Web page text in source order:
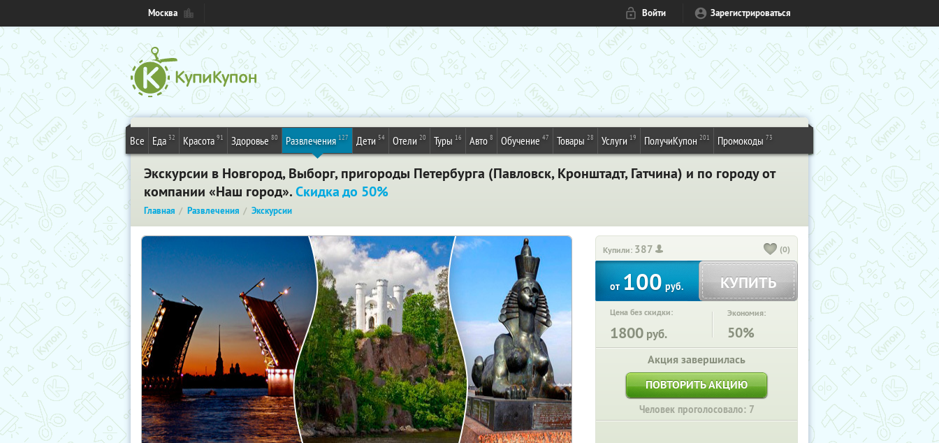
Москва Войти Зарегистрироваться
Все Еда 32 Красота 91 Здоровье 80 Развлечения 127 Дети 54 Отели 20 Туры 16 Авто 8 Обучение 47 Товары 28 Услуги 19 ПолучиКупон 201 Промокоды 73
Экскурсии в Новгород, Выборг, пригороды Петербурга (Павловск, Кронштадт, Гатчина) и по городу от
компании «Наш город».Скидка до 50%
Главная Развлечения Экскурсии
Купили: 387 (0)
от100руб. КУПИТЬ
Цена без скидки:
1800 руб.
Экономия:
50%
Акция завершилась
ПОВТОРИТЬ АКЦИЮ
Человек проголосовало: 7